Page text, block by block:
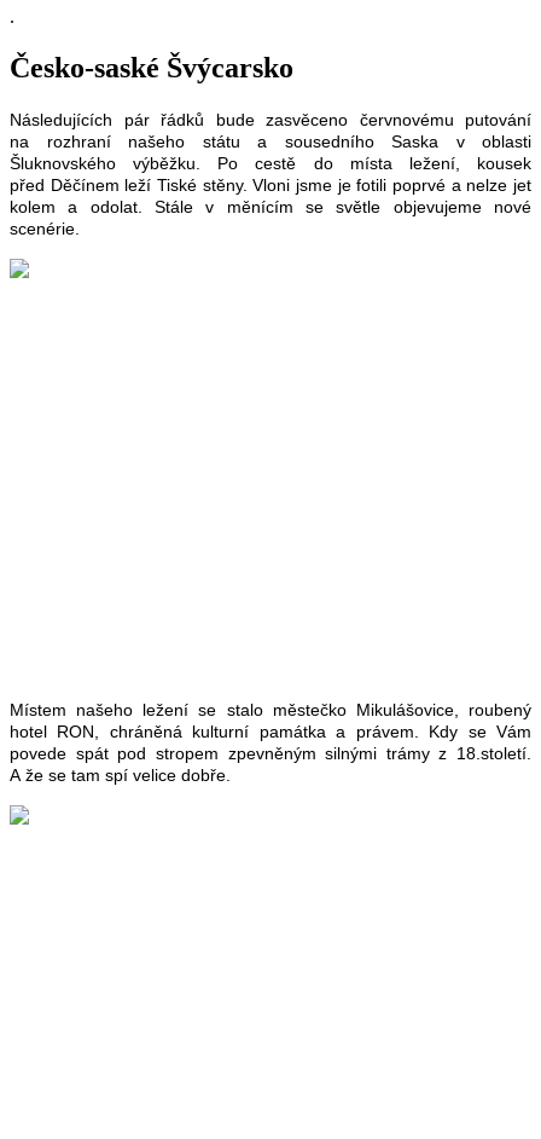
.
Česko-saské Švýcarsko
Následujících pár řádků bude zasvěceno červnovému putování
na rozhraní našeho státu a sousedního Saska v oblasti
Šluknovského výběžku. Po cestě do místa ležení, kousek
před Děčínem leží Tiské stěny. Vloni jsme je fotili poprvé a nelze jet
kolem a odolat. Stále v měnícím se světle objevujeme nové
scenérie.
Místem našeho ležení se stalo městečko Mikulášovice, roubený
hotel RON, chráněná kulturní památka a právem. Kdy se Vám
povede spát pod stropem zpevněným silnými trámy z 18.století.
A že se tam spí velice dobře.